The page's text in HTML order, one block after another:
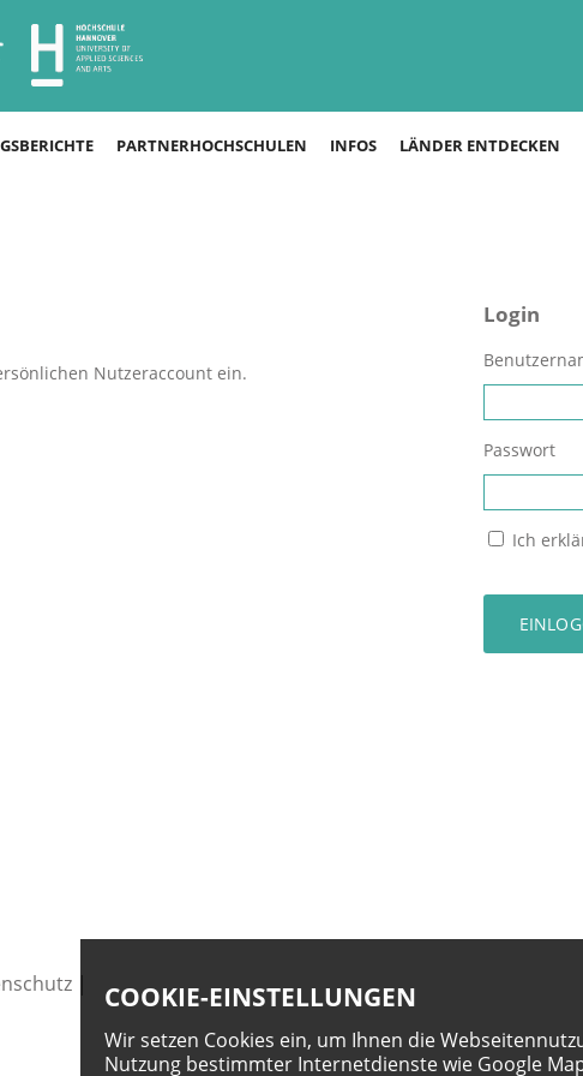
PARTNERHOCHSCHULEN INFOS LÄNDER ENTDECKEN
Nutzeraccount ein.
Login
Passwort
Ich
|
COOKIE-EINSTELLUNGEN
Wir setzen Cookies ein, um Ihnen die
Nutzung bestimmter Internetdienste wie Google